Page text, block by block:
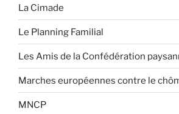
La Cimade
Le Planning Familial
Les Amis de la Confédération
Marches européennes contre le
MNCP